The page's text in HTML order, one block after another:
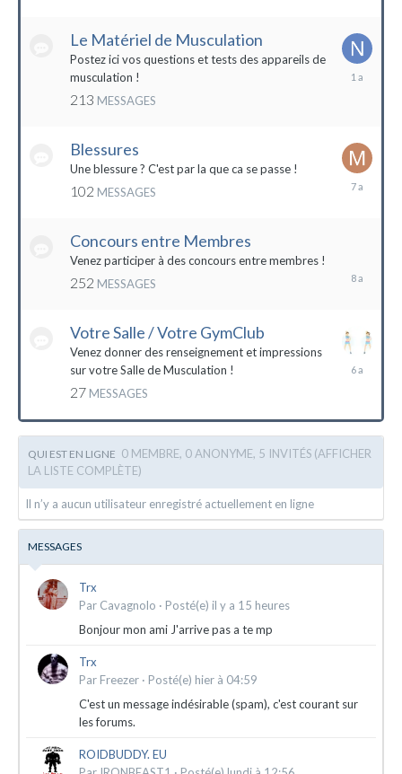
Le Matériel de Musculation
Postez ici vos questions et tests des appareils de
musculation !
213 MESSAGES
Blessures
Une blessure ? C'est par la que ca se passe !
102 MESSAGES
19
Concours entre Membres
Venez participer à des concours entre membres !
252 MESSAGES
2016
Votre Salle / Votre GymClub
Venez donner des renseignement et impressions
sur votre Salle de Musculation !
27 MESSAGES
26
QUI EST EN LIGNE 0 MEMBRE, 0 ANONYME, 5 INVITÉS (AFFICHER
LA LISTE COMPLÈTE)
Il n’y a aucun utilisateur enregistré actuellement en ligne
MESSAGES
Trx
Par Cavagnolo · Posté(e) il y a 15 heures
Bonjour mon ami J'arrive pas a te mp
Trx
Par Freezer · Posté(e) hier à 04:59
C'est un message indésirable (spam), c'est courant sur
les forums.
ROIDBUDDY. EU